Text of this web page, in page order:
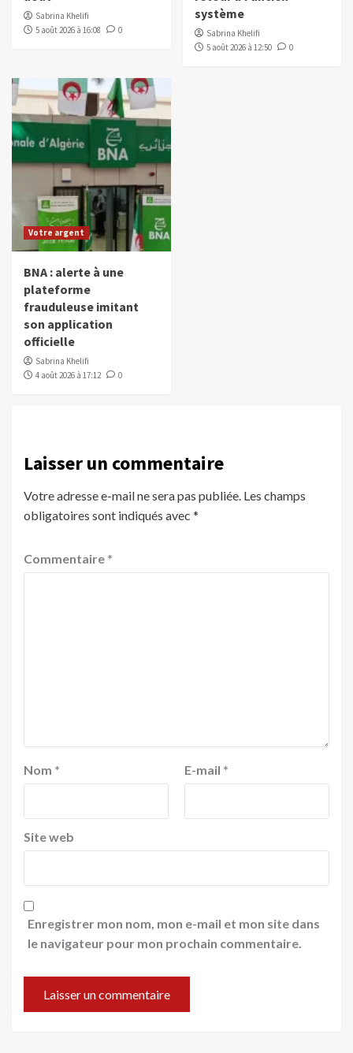
Sabrina Khelifi
5 août 2026 à 16:08
0
système
Sabrina Khelifi
5 août 2026 à 12:50
0
Votre argent
BNA : alerte à une
plateforme
frauduleuse imitant
son application
officielle
Sabrina Khelifi
4 août 2026 à 17:12
0
Laisser un commentaire
Votre adresse e-mail ne sera pas publiée. Les champs
obligatoires sont indiqués avec *
Commentaire *
Nom * E-mail *
Site web
Enregistrer mon nom, mon e-mail et mon site dans
le navigateur pour mon prochain commentaire.